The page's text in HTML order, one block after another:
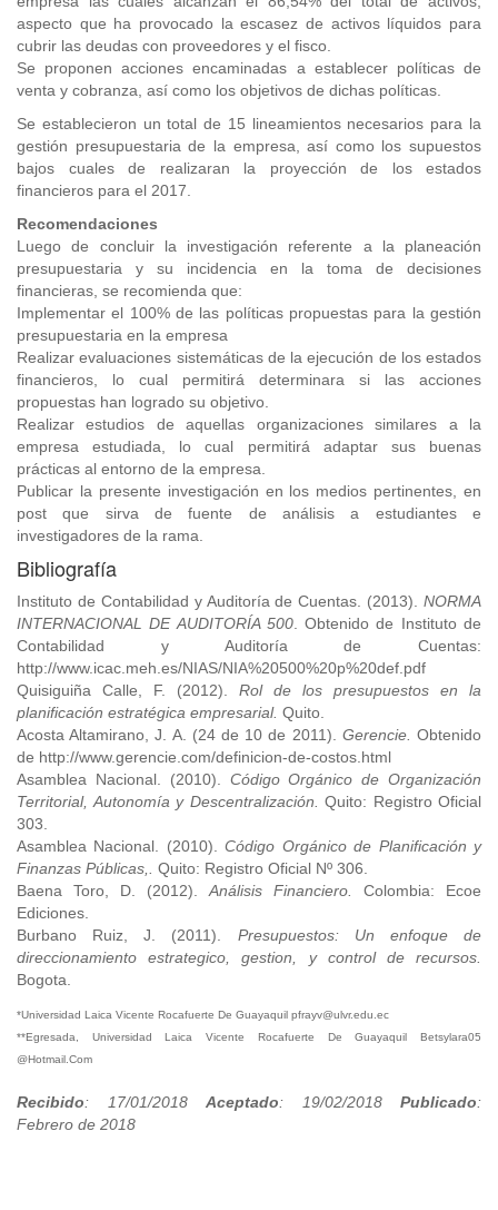
aspecto que ha provocado la escasez de activos líquidos para
cubrir las deudas con proveedores y el fisco.
Se proponen acciones encaminadas a establecer políticas de
venta y cobranza, así como los objetivos de dichas políticas.
Se establecieron un total de 15 lineamientos necesarios para la
gestión presupuestaria de la empresa, así como los supuestos
bajos cuales de realizaran la proyección de los estados
financieros para el 2017.
Recomendaciones
Luego de concluir la investigación referente a la planeación
presupuestaria y su incidencia en la toma de decisiones
financieras, se recomienda que:
Implementar el 100% de las políticas propuestas para la gestión
presupuestaria en la empresa
Realizar evaluaciones sistemáticas de la ejecución de los estados
financieros, lo cual permitirá determinara si las acciones
propuestas han logrado su objetivo.
Realizar estudios de aquellas organizaciones similares a la
empresa estudiada, lo cual permitirá adaptar sus buenas
prácticas al entorno de la empresa.
Publicar la presente investigación en los medios pertinentes, en
post que sirva de fuente de análisis a estudiantes e
investigadores de la rama.
Bibliografía
Instituto de Contabilidad y Auditoría de Cuentas. (2013). NORMA
INTERNACIONAL DE AUDITORÍA 500. Obtenido de Instituto de
Contabilidad y Auditoría de Cuentas:
http://www.icac.meh.es/NIAS/NIA%20500%20p%20def.pdf
Quisiguiña Calle, F. (2012). Rol de los presupuestos en la
planificación estratégica empresarial. Quito.
Acosta Altamirano, J. A. (24 de 10 de 2011). Gerencie. Obtenido
de http://www.gerencie.com/definicion-de-costos.html
Asamblea Nacional. (2010). Código Orgánico de Organización
Territorial, Autonomía y Descentralización.
Quito: Registro Oficial
303.
Asamblea Nacional. (2010).Código Orgánico de Planificación y
Finanzas Públicas,.
Quito: Registro Oficial Nº 306.
Baena Toro, D. (2012). Análisis Financiero.
Colombia: Ecoe
Ediciones.
Burbano Ruiz, J. (2011). Presupuestos: Un enfoque de
direccionamiento estrategico, gestion, y control de recursos.
Bogota.
*Universidad Laica Vicente Rocafuerte De Guayaquil pfrayv@ulvr.edu.ec
**Egresada, Universidad Laica Vicente Rocafuerte De Guayaquil Betsylara05
@Hotmail.Com
Recibido: 17/01/2018 Aceptado: 19/02/2018 Publicado:
Febrero de 2018